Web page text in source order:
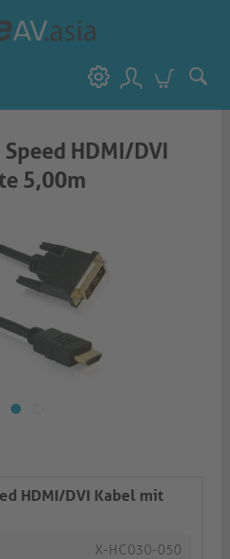
HDMI/DVI
5,00m
HDMI/DVI Kabel mit
X-HC030-050